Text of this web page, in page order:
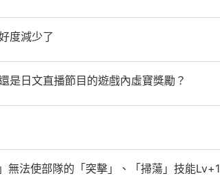
度減少了
是日文直播節目的遊戲內虛寶獎勵？
無法使部隊的「突擊」、「掃蕩」技能Lv+1